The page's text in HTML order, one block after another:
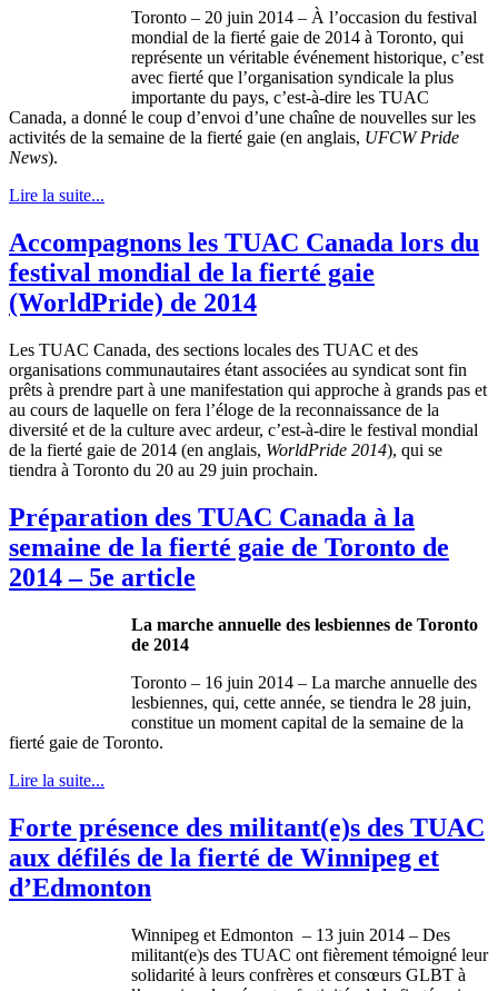
Toronto – 20 juin 2014 – À l’occasion du festival
mondial de la fierté gaie de 2014 à Toronto, qui
représente un véritable événement historique, c’est
avec fierté que l’organisation syndicale la plus
importante du pays, c’est-à-dire les TUAC
Canada, a donné le coup d’envoi d’une chaîne de nouvelles sur les
activités de la semaine de la fierté gaie (en anglais, UFCW Pride
News).
Lire la suite...
Accompagnons les TUAC Canada lors du
festival mondial de la fierté gaie
(WorldPride) de 2014
Les TUAC Canada, des sections locales des TUAC et des
organisations communautaires étant associées au syndicat sont fin
prêts à prendre part à une manifestation qui approche à grands pas et
au cours de laquelle on fera l’éloge de la reconnaissance de la
diversité et de la culture avec ardeur, c’est-à-dire le festival mondial
de la fierté gaie de 2014 (en anglais, WorldPride 2014), qui se
tiendra à Toronto du 20 au 29 juin prochain.
Préparation des TUAC Canada à la
semaine de la fierté gaie de Toronto de
2014 – 5e article
La marche annuelle des lesbiennes de Toronto
de 2014
Toronto – 16 juin 2014 – La marche annuelle des
lesbiennes, qui, cette année, se tiendra le 28 juin,
constitue un moment capital de la semaine de la
fierté gaie de Toronto.
Lire la suite...
Forte présence des militant(e)s des TUAC
aux défilés de la fierté de Winnipeg et
d’Edmonton
Winnipeg et Edmonton – 13 juin 2014 – Des
militant(e)s des TUAC ont fièrement témoigné leur
solidarité à leurs confrères et consœurs GLBT à